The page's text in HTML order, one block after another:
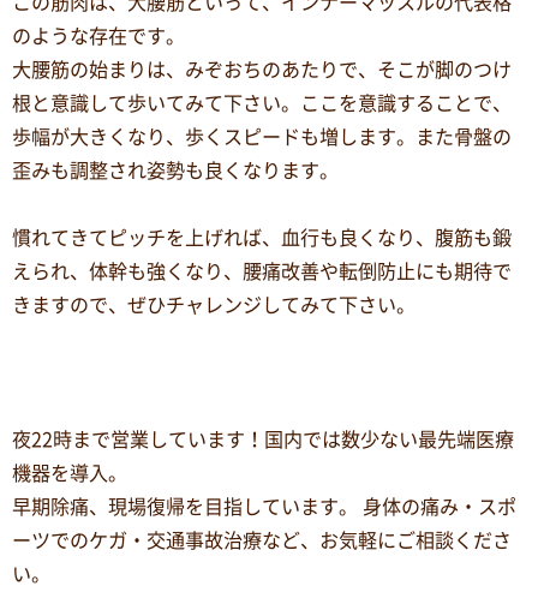
のような存在です。
大腰筋の始まりは、みぞおちのあたりで、そこが脚のつけ
根と意識して歩いてみて下さい。ここを意識することで、
歩幅が大きくなり、歩くスピードも増します。また骨盤の
歪みも調整され姿勢も良くなります。
慣れてきてピッチを上げれば、血行も良くなり、腹筋も鍛
えられ、体幹も強くなり、腰痛改善や転倒防止にも期待で
きますので、ぜひチャレンジしてみて下さい。
夜22時まで営業しています！国内では数少ない最先端医療
機器を導入。
早期除痛、現場復帰を目指しています。 身体の痛み・スポ
ーツでのケガ・交通事故治療など、お気軽にご相談くださ
い。